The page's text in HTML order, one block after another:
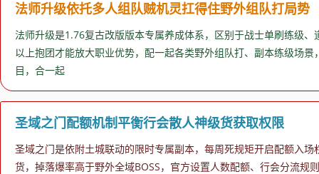
法师升级依托多人组队贼机灵扛得住野外组队打局势
法师升级是1.76复古改版版本专属养成体系，区别于战士单刷练级
以上抱团才能放大职业优势，配一起各类野外组队打、副本练级场
目，合一起
圣域之门配额机制平衡行会散人神级货获取权限
圣域之门是依附土城联动的限时专属副本，每周死规矩开启配额入
货，掉落爆率高于野外全域BOSS，官方设置人数配额、行会分流